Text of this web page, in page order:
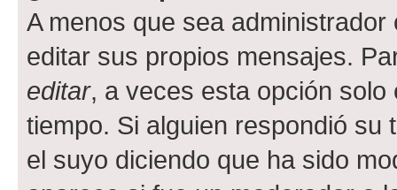
A menos que sea
editar sus propios mensajes.
editar, a veces esta opción
tiempo. Si alguien respondió su
el suyo diciendo que ha sido